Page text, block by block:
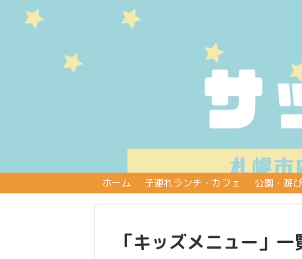
ホーム 子連れランチ・カフェ 公園・遊
「キッズメニュー 」 一